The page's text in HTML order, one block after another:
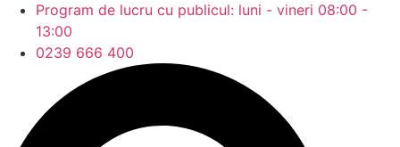
Program de lucru cu publicul: luni - vineri 08:00 -
13:00
0239 666 400